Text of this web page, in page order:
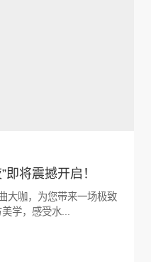
将震撼开启！
大咖，为您带来一场极致
学，感受水...